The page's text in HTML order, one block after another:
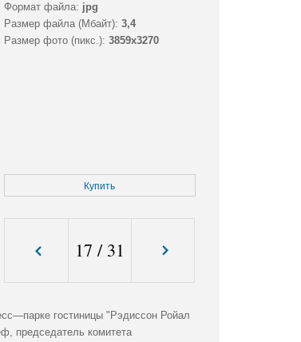
Формат файла: jpg
Размер файла (Мбайт): 3,4
Размер фото (пикс.): 3859x3270
Купить
17 / 31
гостиницы "Рэдиссон Ройал
председатель комитета